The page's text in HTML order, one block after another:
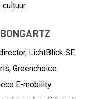
cultuur
LichtBlick SE
Greenchoice
E-mobility